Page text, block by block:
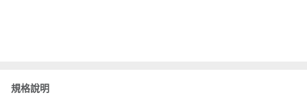
規格說明